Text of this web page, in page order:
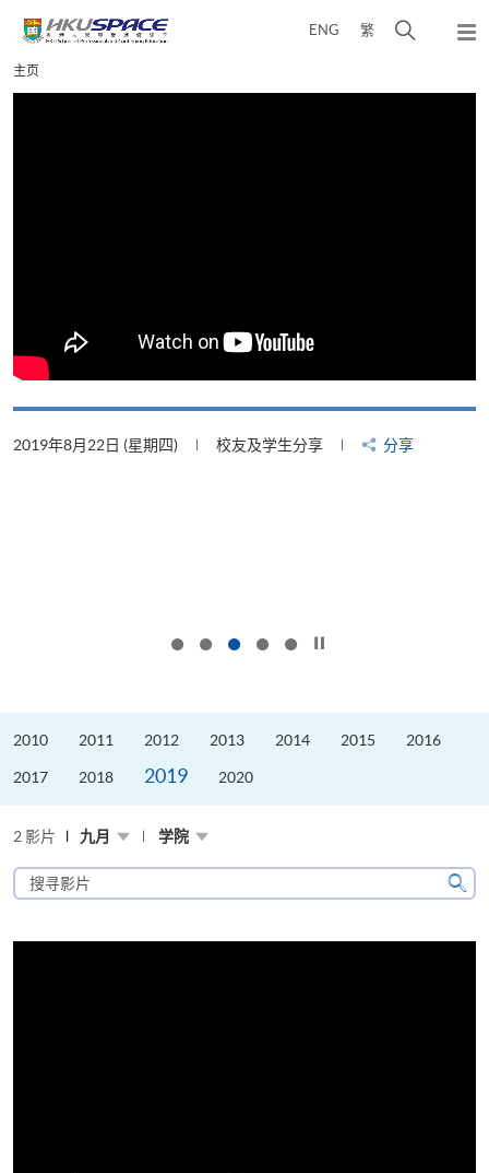
content
ENG 繁
弹
Main
content
主页
2019年8月22日 (星期四) 校友及学生分享 分享
2010 2011 2012 2013 2014 2015 2016
2017 2018 2019 2020
2 影片 九月 学院
搜
寻
片
搜